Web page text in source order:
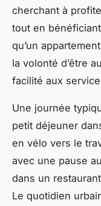
cherchant à
tout en
qu’un
la volonté d’être
facilité aux
Une journée
petit déjeuner
en vélo vers le
avec une pause
dans un
Le quotidien